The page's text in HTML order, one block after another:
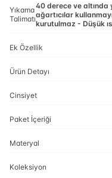
Yıkama
Talimatı
40 derece ve altında
ağartıcılar
kurutulmaz - Düşük
Ek Özellik
Ürün Detayı
Cinsiyet
Paket İçeriği
Materyal
Koleksiyon